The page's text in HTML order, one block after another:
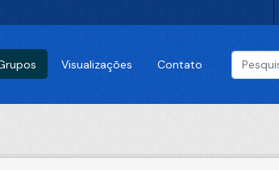
Visualizações Contato